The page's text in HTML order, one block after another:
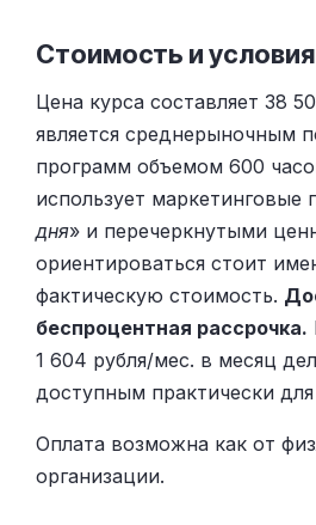
Стоимость и условия
Цена курса составляет 38
является среднерыночным
программ объемом 600
использует маркетинговые
дня» и перечеркнутыми
ориентироваться стоит
фактическую стоимость.
беспроцентная рассрочка.
1 604 рубля/мес. в месяц
доступным практически
Оплата возможна как от
организации.